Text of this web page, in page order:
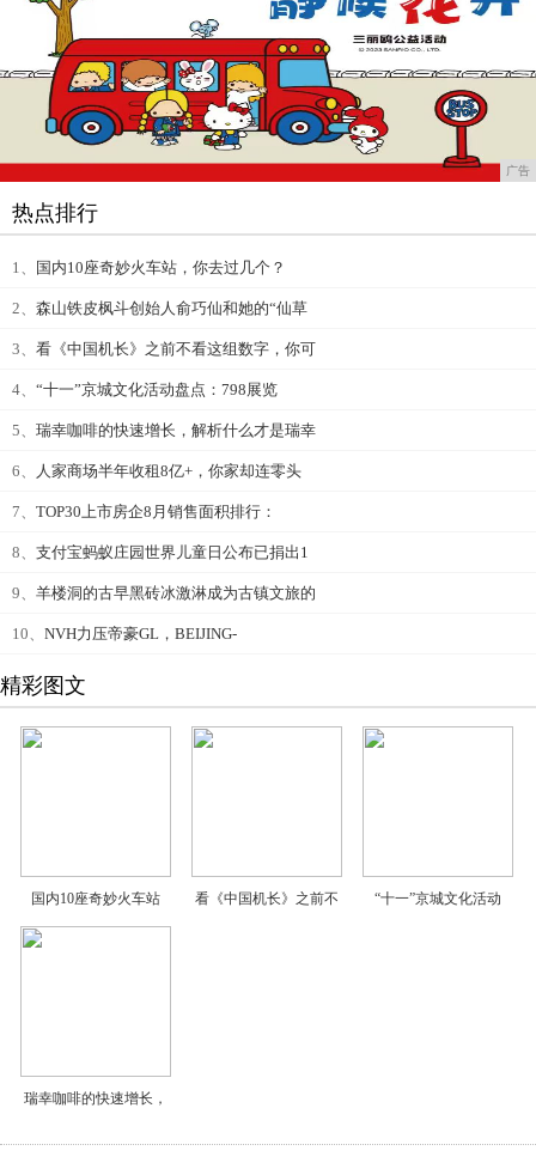
广告
热点排行
1、 国内10座奇妙火车站，你去过几个？
2、 森山铁皮枫斗创始人俞巧仙和她的“仙草
3、 看《中国机长》之前不看这组数字，你可
4、 “十一”京城文化活动盘点：798展览
5、 瑞幸咖啡的快速增长，解析什么才是瑞幸
6、 人家商场半年收租8亿+，你家却连零头
7、 TOP30上市房企8月销售面积排行：
8、 支付宝蚂蚁庄园世界儿童日公布已捐出1
9、 羊楼洞的古早黑砖冰激淋成为古镇文旅的
10、 NVH力压帝豪GL，BEIJING-
精彩图文
国内10座奇妙火车站 看《中国机长》之前不 “十一”京城文化活动
瑞幸咖啡的快速增长，